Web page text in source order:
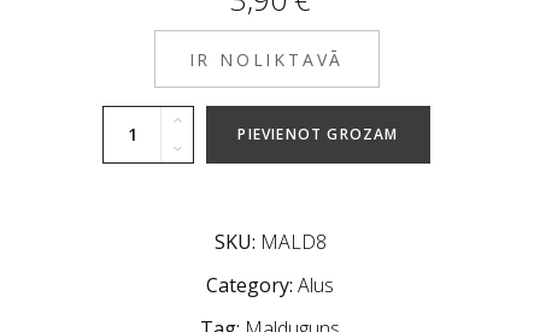
IR NOLIKTAVĀ
PIEVIENOT GROZAM
SKU: MALD8
Category: Alus